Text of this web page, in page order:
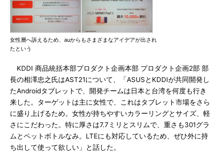
女性層へ訴えるため、auからもさまざまなアイデアが出され
たという
KDDI 商品統括本部プロダクト企画本部 プロダクト企画2部 部
長の相澤忠之氏はAST21について、「ASUSとKDDIが共同開発し
たAndroidタブレットで、開発チームは日本と台湾を何度も行き
来した。ターゲットは主に女性で、これはタブレット市場をさら
に盛り上げるため。女性が持ちやすいカラーリングとサイズ、軽
さにこだわった。特に厚さは7.7ミリとスリムで、重さも301グラ
ムとペットボトルなみ。LTEにも対応しているため、ぜひ外に持
ち出して使って欲しい」と話した。